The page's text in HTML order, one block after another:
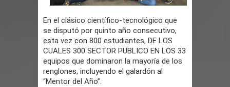
Demanda eléctrica de RD rompió de
nuevo su máximo histórico
Caen 11 presuntos Trinitarios por ola
terror con 5 asesinatos
En el clásico científico-tecnológico que
se disputó por quinto año consecutivo,
esta vez con 800 estudiantes, DE LOS
CUALES 300 SECTOR PUBLICO EN LOS 33
equipos que dominaron la mayoría de los
renglones, incluyendo el galardón al
“Mentor del Año”.